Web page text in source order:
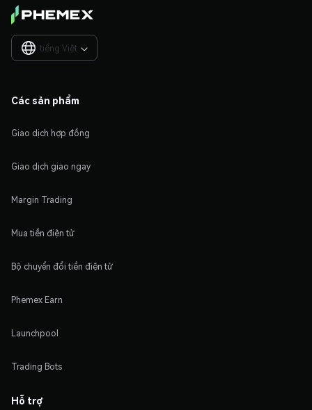
tiếng Việt 
Các sản phẩm
Giao dịch hợp đồng
Giao dịch giao ngay
Margin Trading
Mua tiền điện tử
Bộ chuyển đổi tiền điện tử
Phemex Earn
Launchpool
Trading Bots
Hỗ trợ